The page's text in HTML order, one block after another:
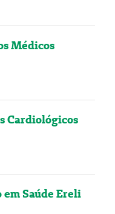
Médicos
Cardiológicos
em Saúde Ereli